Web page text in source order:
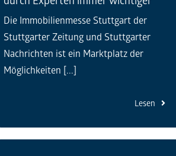
Die Immobilienmesse Stuttgart der
Stuttgarter Zeitung und Stuttgarter
Nachrichten ist ein Marktplatz der
Möglichkeiten [...]
Lesen